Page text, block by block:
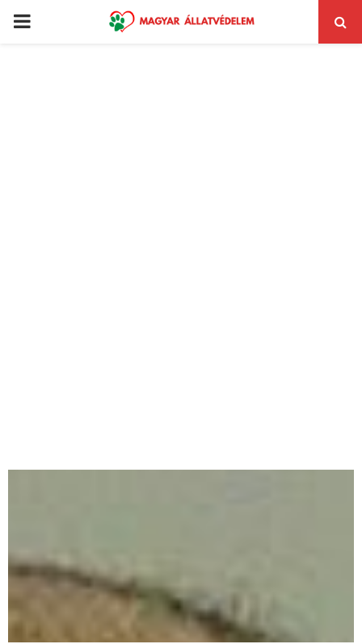
PRIMARY